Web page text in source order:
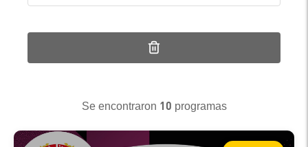
Se encontraron 10 programas